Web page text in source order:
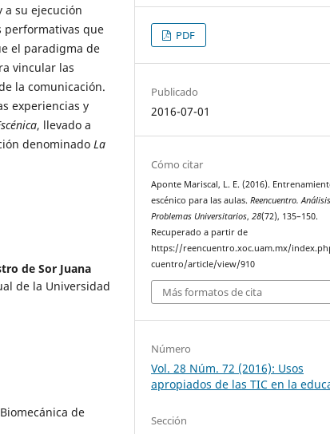
su ejecución
performativas que
el paradigma de
vincular las
la comunicación.
experiencias y
, llevado a
denominado La
de Sor Juana
de la Universidad
de
PDF
Publicado
2016-07-01
Cómo citar
Aponte Mariscal, L. E. (2016).
escénico para las aulas.Reencuentro.
Problemas Universitarios,28(72), 135–150.
Recuperado a partir de
https://reencuentro.xoc.uam.mx/
cuentro/article/view/910
Más formatos de cita
Número
Vol. 28 Núm. 72 (2016): Usos
apropiados de las TIC en la
Sección